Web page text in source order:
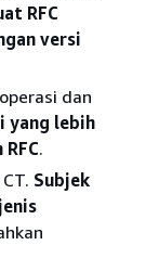
RFC
versi
dan
yang lebih
.
Subjek
jenis